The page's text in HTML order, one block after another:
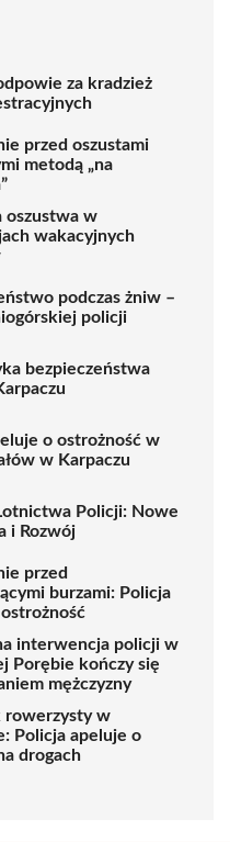
za kradzież
przed oszustami
metodą „na
oszustwa w
wakacyjnych
podczas żniw –
policji
bezpieczeństwa
o ostrożność w
w Karpaczu
Policji: Nowe
i Rozwój
przed
burzami: Policja
interwencja policji w
Porębie kończy się
mężczyzny
rowerzysty w
Policja apeluje o
drogach